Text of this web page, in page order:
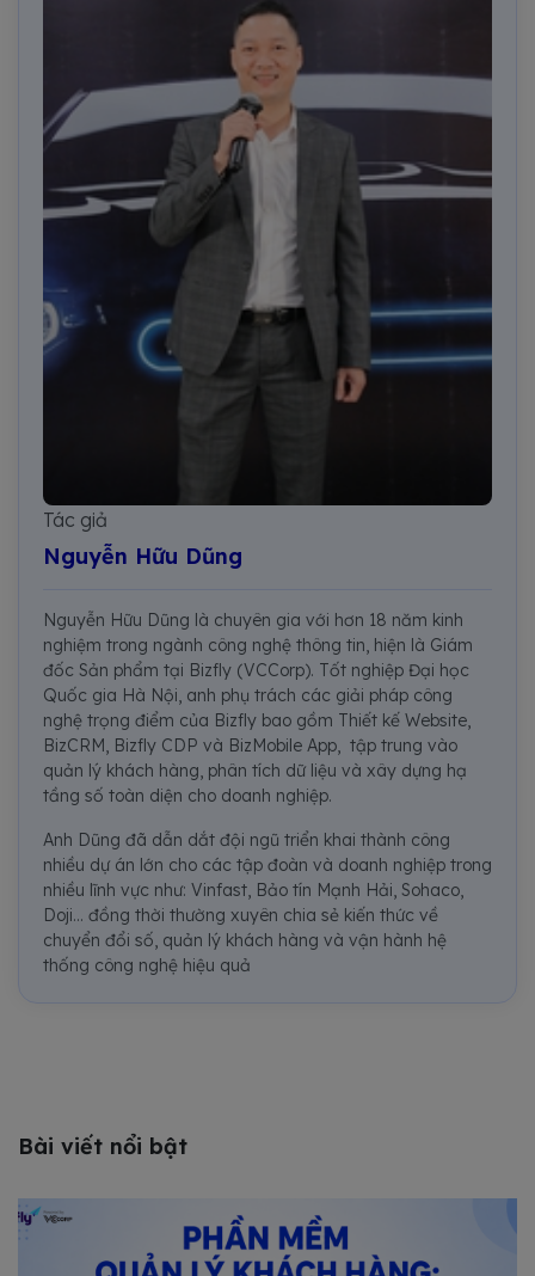
Tác giả
Nguyễn Hữu Dũng
Nguyễn Hữu Dũng là chuyên gia với hơn 18 năm kinh
nghiệm trong ngành công nghệ thông tin, hiện là Giám
đốc Sản phẩm tại Bizfly (VCCorp). Tốt nghiệp Đại học
Quốc gia Hà Nội, anh phụ trách các giải pháp công
nghệ trọng điểm của Bizfly bao gồm Thiết kế Website,
BizCRM, Bizfly CDP và BizMobile App, tập trung vào
quản lý khách hàng, phân tích dữ liệu và xây dựng hạ
tầng số toàn diện cho doanh nghiệp.
Anh Dũng đã dẫn dắt đội ngũ triển khai thành công
nhiều dự án lớn cho các tập đoàn và doanh nghiệp trong
nhiều lĩnh vực như: Vinfast, Bảo tín Mạnh Hải, Sohaco,
Doji... đồng thời thường xuyên chia sẻ kiến thức về
chuyển đổi số, quản lý khách hàng và vận hành hệ
thống công nghệ hiệu quả
Bài viết nổi bật